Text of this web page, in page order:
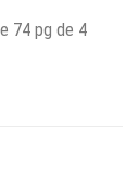
74 pg de 4